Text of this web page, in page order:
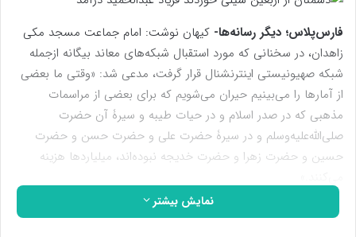
فارس‌پلاس؛ دیگر رسانه‌ها- کیهان نوشت: امام جماعت مسجد مکی
زاهدان، در سخنانی که مورد استقبال شبکه‌های معاند بیگانه ازجمله
شبکه صهیونیستی اینترنشنال قرار گرفت، مدعی شد: «وقتی ما بعضی
از آمار‌ها را می‌بینیم حیران می‌شویم که برای بعضی از مراسمات
مذهبی که در صدر اسلام و در حیات طیبه و سیرۀ آن حضرت
صلی‌الله‌علیه‌وسلم و در سیرۀ حضرت علی و حضرت حسن و حضرت
حسین و حضرت زهرا و حضرت خدیجه نبوده‌اند، میلیارد‌ها هزینه
او افزوده است: «وزیر کشور گفته بود که ۳‌هزار میلیارد برای مراسم
نمایش بیشتر